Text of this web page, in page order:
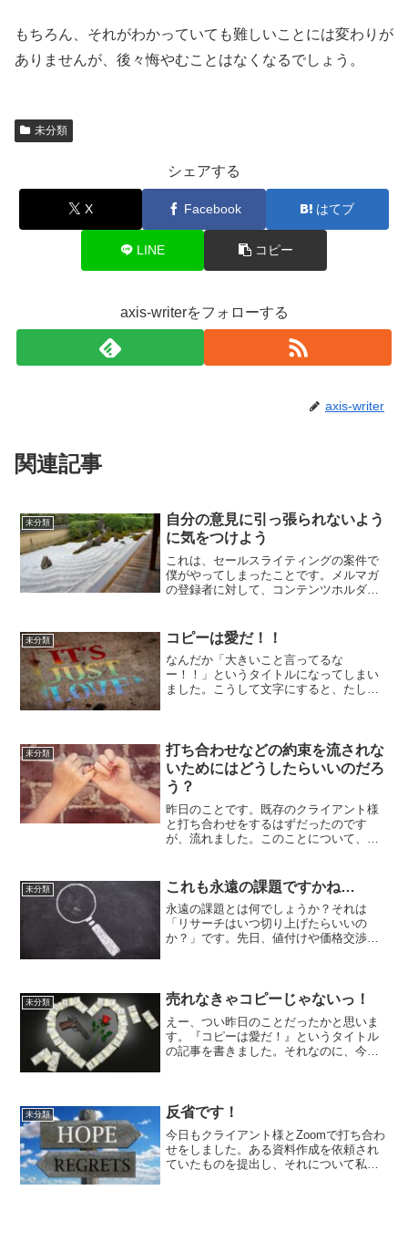
もちろん、それがわかっていても難しいことには変わりが
ありませんが、後々悔やむことはなくなるでしょう。
未分類
シェアする
X Facebook はてブ
LINE コピー
axis-writerをフォローする
axis-writer
関連記事
未分類
自分の意見に引っ張られないよう
に気をつけよう
これは、セールスライティングの案件で
僕がやってしまったことです。メルマガ
の登録者に対して、コンテンツホルダー
ホルダーさんの考えとは違う自分の考え
を書いてしまい、コンテン...
未分類 コピーは愛だ！！
なんだか「大きいこと言ってるな
ー！！」というタイトルになってしまい
ました。こうして文字にすると、たしか
当然だと思うようなことなのです...
未分類
打ち合わせなどの約束を流されな
いためにはどうしたらいいのだろ
う？
昨日のことです。既存のクライアント様
と打ち合わせをするはずだったのです
が、流れました。このことについて、考
曜日でした。より正確に表現すると、土
曜日の深夜というか日曜日の...
未分類 これも永遠の課題ですかね…
永遠の課題とは何でしょうか？それは
「リサーチはいつ切り上げたらいいの
か？」です。先日、値付けや価格交渉は
についてお話します。やめられな...
未分類 売れなきゃコピーじゃないっ！
えー、つい昨日のことだったかと思いま
す。『コピーは愛だ！』というタイトル
の記事を書きました。それなのに、今日
は「愛」なの？ 「売れるこ...
未分類 反省です！
今日もクライアント様とZoomで打ち合わ
せをしました。ある資料作成を依頼され
ていたものを提出し、それについて私が